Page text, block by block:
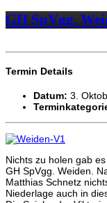
GH SpVgg.
Termin Details
Datum: 3.
Nichts zu holen gab
GH SpVgg. Weiden.
Matthias Schnetz
Niederlage auch in